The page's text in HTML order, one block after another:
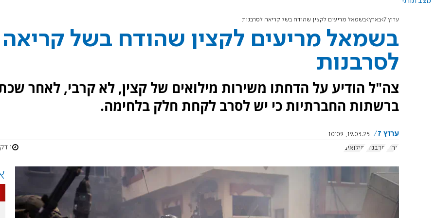
ערוץ 7 בארץ בשמאל מריעים לקצין שהודח בשל קריאה לסרבנות
בשמאל מריעים לקצין שהודח בשל קריאה
לסרבנות
צה"ל הודיע על הדחתו משירות מילואים של קצין, לא קרבי, לאחר
ברשתות החברתיות כי יש לסרב לקחת חלק בלחימה.
ערוץ 7
19.03.25, 10:09
צה"ל
סרבנות מילואים 1 דקות